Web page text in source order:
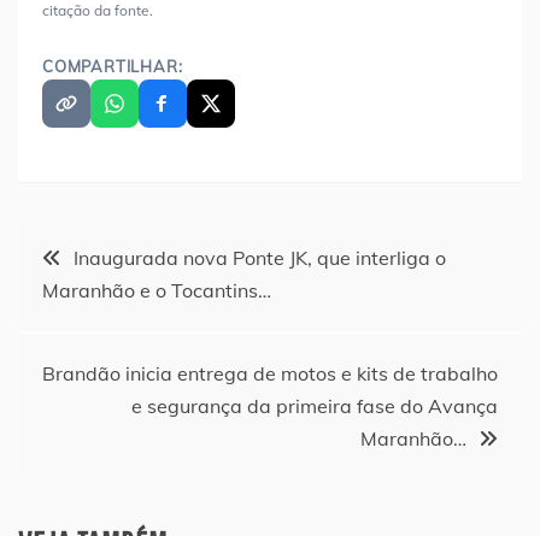
citação da fonte.
COMPARTILHAR:
Navegação
Post
Inaugurada nova Ponte JK, que interliga o
Maranhão e o Tocantins…
Brandão inicia entrega de motos e kits de trabalho
e segurança da primeira fase do Avança
Maranhão…